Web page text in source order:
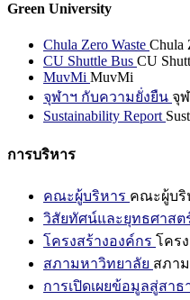
Green University
Chula Zero Waste Chula
CU Shuttle Bus CU
MuvMi MuvMi
จุฬาฯ กับความยั่งยืน จุ
Sustainability Report
การบริหาร
คณะผู้บริหาร คณะผู้บริ
วิสัยทัศน์และยุทธศาสต
โครงสร้างองค์กร โคร
สภามหาวิทยาลัย สภา
การเปิดเผยข้อมูลสู่สาธ